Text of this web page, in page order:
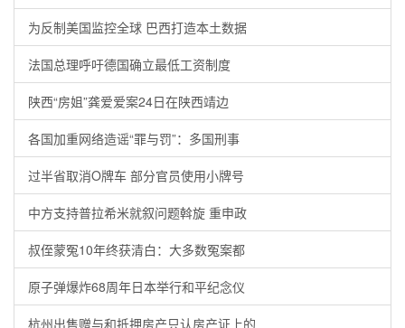
为反制美国监控全球 巴西打造本土数据
法国总理呼吁德国确立最低工资制度
陕西“房姐”龚爱爱案24日在陕西靖边
各国加重网络造谣“罪与罚”：多国刑事
过半省取消O牌车 部分官员使用小牌号
中方支持普拉希米就叙问题斡旋 重申政
叔侄蒙冤10年终获清白：大多数冤案都
原子弹爆炸68周年日本举行和平纪念仪
杭州出售赠与和抵押房产只认房产证上的